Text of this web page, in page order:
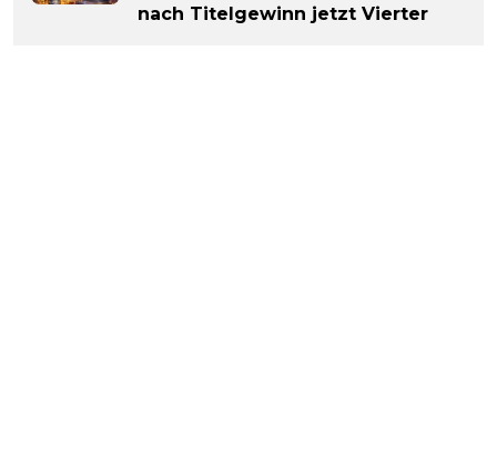
nach Titelgewinn jetzt Vierter